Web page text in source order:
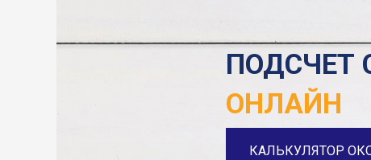
ПОДСЧЕТ
ОНЛАЙН
КАЛЬКУЛЯТОР